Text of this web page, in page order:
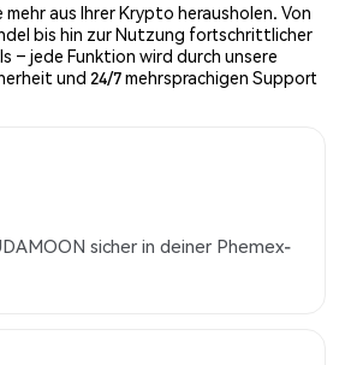
mehr aus Ihrer Krypto herausholen. Von
bis hin zur Nutzung fortschrittlicher
– jede Funktion wird durch unsere
und 24/7 mehrsprachigen Support
sicher in deiner Phemex-